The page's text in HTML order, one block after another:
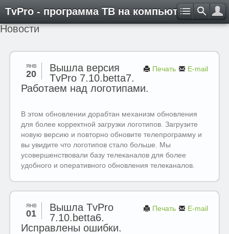
TvPro - программа ТВ на компьютере
Новости
E-mail
Печать
ЯНВ
20
Вышла версия
TvPro 7.10.betta7.
Работаем над логотипами.
В этом обновлении дорабтан механизм обновления
для более корректной загрузки логотипов. Загрузите
новую версию и повторно обновите телепрограмму и
вы увидите что логотипов стало больше. Мы
усовершенствовали базу телеканалов для более
удобного и оперативного обновления телеканалов.
E-mail
Печать
ЯНВ
01
Вышла TvPro
7.10.betta6.
Исправлены ошибки.